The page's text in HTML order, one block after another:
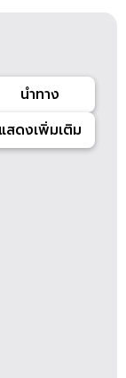
นำทาง
แสดงเพิ่มเติม